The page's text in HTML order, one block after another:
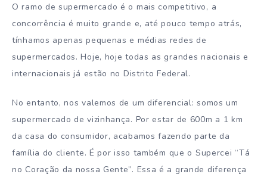
O ramo de supermercado é o mais competitivo, a
concorrência é muito grande e, até pouco tempo atrás,
tínhamos apenas pequenas e médias redes de
supermercados. Hoje, hoje todas as grandes nacionais e
internacionais já estão no Distrito Federal.
No entanto, nos valemos de um diferencial: somos um
supermercado de vizinhança. Por estar de 600m a 1 km
da casa do consumidor, acabamos fazendo parte da
família do cliente. É por isso também que o Supercei “Tá
no Coração da nossa Gente”. Essa é a grande diferença